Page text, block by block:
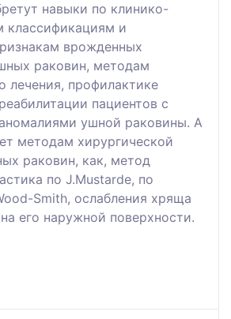
навыки по клинико-
классификациям и
врожденных
раковин, методам
лечения, профилактике
пациентов с
ушной раковины. А
методам хирургической
раковин, как, метод
по J.Mustarde, по
Smith, ослабления хряща
его наружной поверхности.